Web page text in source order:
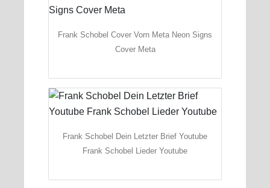
Frank Schobel Cover Vorn Meta Neon Signs
Cover Meta
Frank Schobel Dein Letzter Brief Youtube
Frank Schobel Lieder Youtube